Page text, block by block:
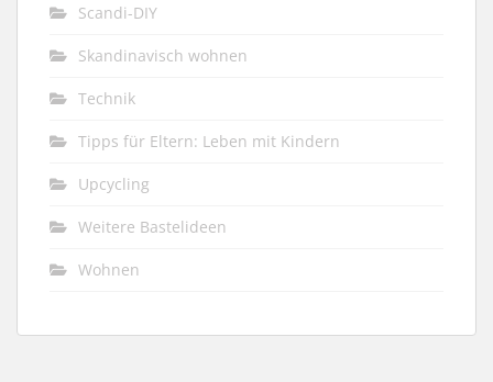
Scandi-DIY
Skandinavisch wohnen
Technik
Tipps für Eltern: Leben mit Kindern
Upcycling
Weitere Bastelideen
Wohnen